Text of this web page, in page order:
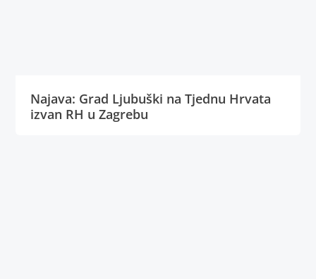
Najava: Grad Ljubuški na Tjednu Hrvata
izvan RH u Zagrebu